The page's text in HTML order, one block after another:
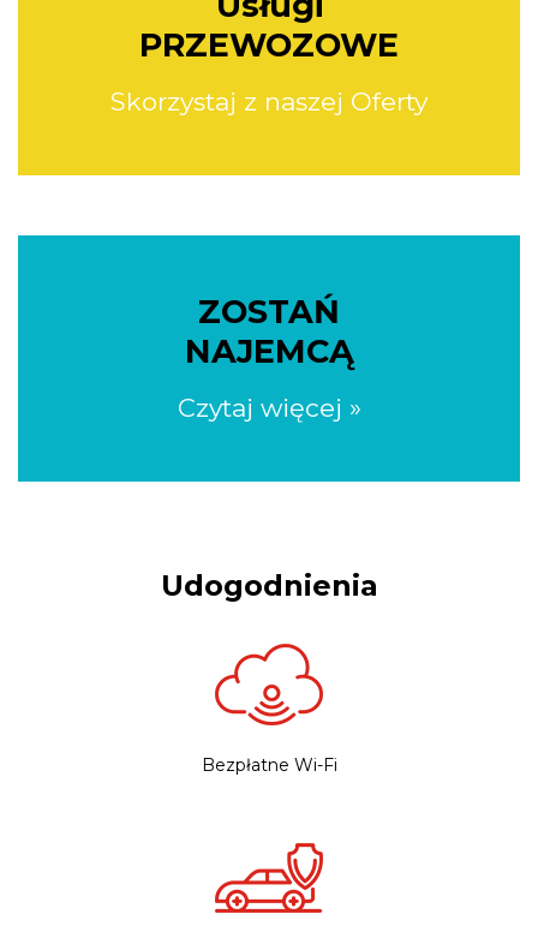
PRZEWOZOWE
Skorzystaj z naszej Oferty
ZOSTAŃ
NAJEMCĄ
Czytaj więcej »
Udogodnienia
Bezpłatne Wi-Fi